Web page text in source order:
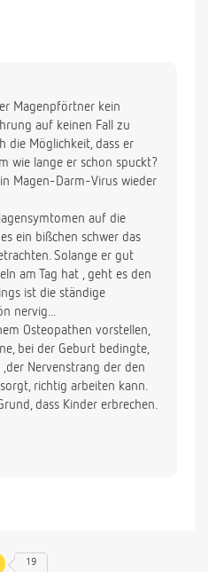
Magenpförtner kein
auf keinen Fall zu
die Möglichkeit, dass er
wie lange er schon spuckt?
Magen-Darm-Virus wieder
auf die
ein bißchen schwer das
Solange er gut
am Tag hat , geht es den
ist die ständige
nervig...
Osteopathen vorstellen,
bei der Geburt bedingte,
Nervenstrang der den
richtig arbeiten kann.
dass Kinder erbrechen.
19